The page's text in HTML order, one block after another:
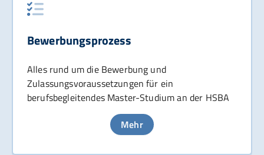
Bewerbungsprozess
Alles rund um die Bewerbung und
Zulassungsvoraussetzungen für ein
berufsbegleitendes Master-Studium an der HSBA
Mehr